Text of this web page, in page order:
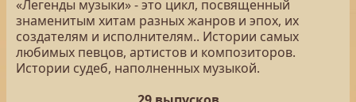
«Легенды музыки» - это цикл, посвященный
знаменитым хитам разных жанров и эпох, их
создателям и исполнителям.. Истории самых
любимых певцов, артистов и композиторов.
Истории судеб, наполненных музыкой.